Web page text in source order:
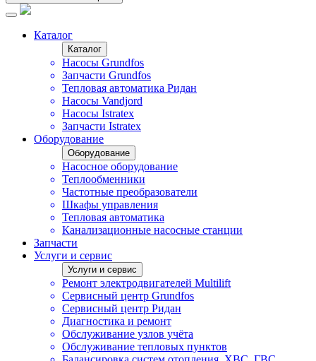
Каталог
Каталог
Насосы Grundfos
Запчасти Grundfos
Тепловая автоматика Ридан
Насосы Vandjord
Насосы Istratex
Запчасти Istratex
Оборудование
Оборудование
Насосное оборудование
Теплообменники
Частотные преобразователи
Шкафы управления
Тепловая автоматика
Канализационные насосные станции
Запчасти
Услуги и сервис
Услуги и сервис
Ремонт электродвигателей Multilift
Сервисный центр Grundfos
Сервисный центр Ридан
Диагностика и ремонт
Обслуживание узлов учёта
Обслуживание тепловых пунктов